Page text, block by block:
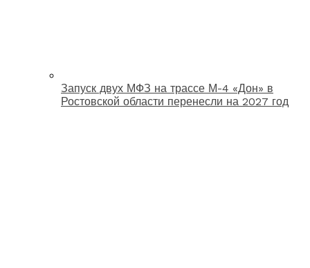
Запуск двух МФЗ на трассе М-4 «Дон» в
Ростовской области перенесли на 2027 год